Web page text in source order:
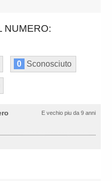
NUMERO:
0 Sconosciuto
E vechio piu da 9 anni